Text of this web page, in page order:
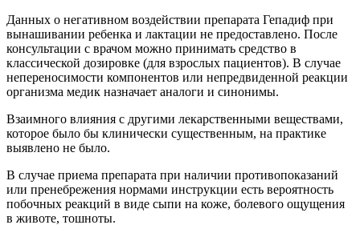
Данных о негативном воздействии препарата Гепадиф при
вынашивании ребенка и лактации не предоставлено. После
консультации с врачом можно принимать средство в
классической дозировке (для взрослых пациентов). В случае
непереносимости компонентов или непредвиденной реакции
организма медик назначает аналоги и синонимы.
Взаимного влияния с другими лекарственными веществами,
которое было бы клинически существенным, на практике
выявлено не было.
В случае приема препарата при наличии противопоказаний
или пренебрежения нормами инструкции есть вероятность
побочных реакций в виде сыпи на коже, болевого ощущения
в животе, тошноты.